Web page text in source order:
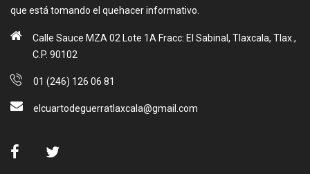
que está tomando el quehacer informativo.
Calle Sauce MZA 02 Lote 1A Fracc: El Sabinal, Tlaxcala, Tlax.,
C.P. 90102
01 (246) 126 06 81
elcuartodeguerratlaxcala@gmail.com